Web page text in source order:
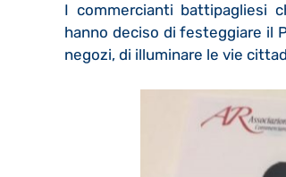
I commercianti battipagliesi
hanno deciso di festeggiare il
negozi, di illuminare le vie